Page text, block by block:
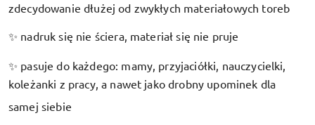
zdecydowanie dłużej od zwykłych materiałowych toreb
✨ nadruk się nie ściera, materiał się nie pruje
✨ pasuje do każdego: mamy, przyjaciółki, nauczycielki,
koleżanki z pracy, a nawet jako drobny upominek dla
samej siebie